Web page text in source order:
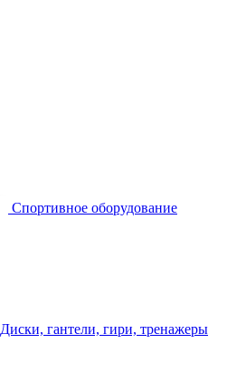
Спортивное оборудование
Диски, гантели, гири, тренажеры